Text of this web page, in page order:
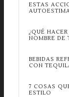
ESTAS
¿QUÉ
NOMBRE DE
BEBIDAS
CON
7 COSAS
ESTILO